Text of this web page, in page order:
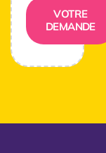
VOTRE
DEMANDE